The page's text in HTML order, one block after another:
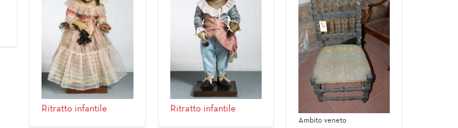
Ritratto infantile Ritratto infantile
Ambito veneto